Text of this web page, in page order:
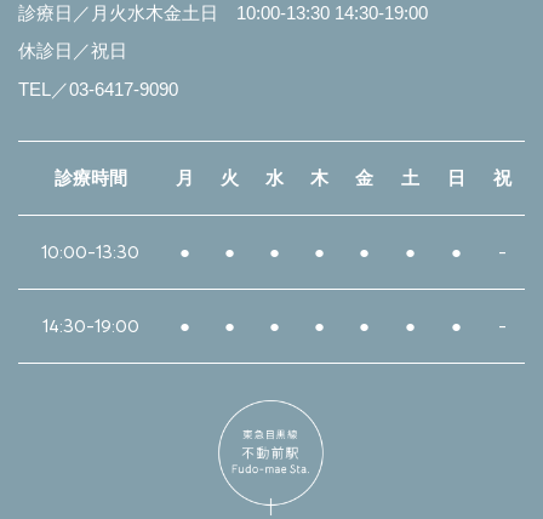
診療日／月火水木金土日 10:00-13:30 14:30-19:00
休診日／祝日
TEL／03-6417-9090
診療時間 月 火 水 木 金 土 日 祝
10:00-13:30 ● ● ● ● ● ● ● -
14:30-19:00 ● ● ● ● ● ● ● -